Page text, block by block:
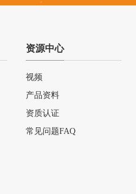
资源中心
视频
产品资料
资质认证
常见问题FAQ